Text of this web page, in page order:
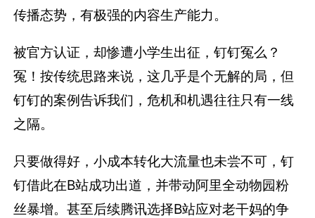
传播态势，有极强的内容生产能力。
被官方认证，却惨遭小学生出征，钉钉冤么？
冤！按传统思路来说，这几乎是个无解的局，但
钉钉的案例告诉我们，危机和机遇往往只有一线
之隔。
只要做得好，小成本转化大流量也未尝不可，钉
钉借此在B站成功出道，并带动阿里全动物园粉
丝暴增。甚至后续腾讯选择B站应对老干妈的争